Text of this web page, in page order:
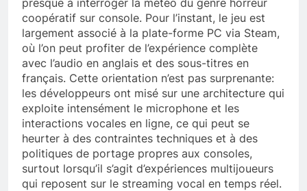
coopératif sur console. Pour l’instant, le jeu est
largement associé à la plate-forme PC via Steam,
où l’on peut profiter de l’expérience complète
avec l’audio en anglais et des sous-titres en
français. Cette orientation n’est pas surprenante:
les développeurs ont misé sur une architecture qui
exploite intensément le microphone et les
interactions vocales en ligne, ce qui peut se
heurter à des contraintes techniques et à des
politiques de portage propres aux consoles,
surtout lorsqu’il s’agit d’expériences multijoueurs
qui reposent sur le streaming vocal en temps réel.